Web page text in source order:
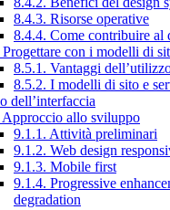
8.4.3. Risorse operative
8.4.4. Come contribuire al
con i modelli di
8.5.1. Vantaggi
8.5.2. I modelli di sito e
dell’interfaccia
Approccio allo sviluppo
9.1.1. Attività preliminari
9.1.2. Web design
9.1.3. Mobile first
9.1.4. Progressive
degradation